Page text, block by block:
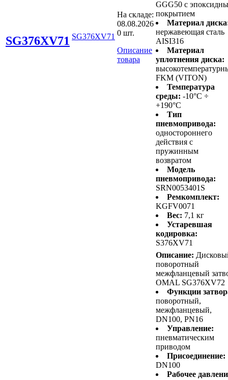
SG376XV71 SG376XV71
На складе:
08.08.2026
0 шт.
Описание
товара
GGG50 с
покрытием
Материал
нержавеющая сталь
AISI316
Материал
уплотнения диска:
FKM (VITON)
Температура
среды: -10°C ÷
+190°C
Тип
пневмопривода:
одностороннего
действия с
пружинным
возвратом
Модель
пневмопривода:
SRN0053401S
Ремкомплект:
KGFV0071
Вес: 7,1 кг
Устаревшая
кодировка:
S376XV71
Описание:
поворотный
межфланцевый
OMAL SG376XV72
Функции
поворотный,
межфланцевый,
DN100, PN16
Управление:
пневматическим
приводом
Присоединение:
DN100
Рабочее